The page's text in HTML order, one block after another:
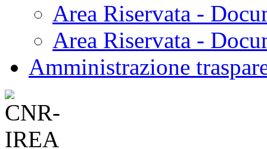
Area Riservata -
Area Riservata -
Amministrazione